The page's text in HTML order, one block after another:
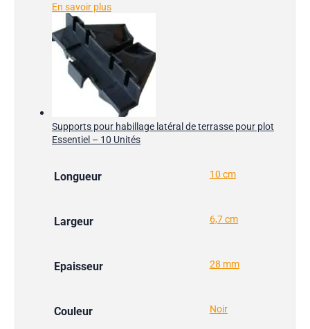
En savoir plus
Supports pour habillage latéral de terrasse pour plot
Essentiel – 10 Unités
Longueur 10 cm
Largeur 6,7 cm
Epaisseur 28 mm
Couleur Noir